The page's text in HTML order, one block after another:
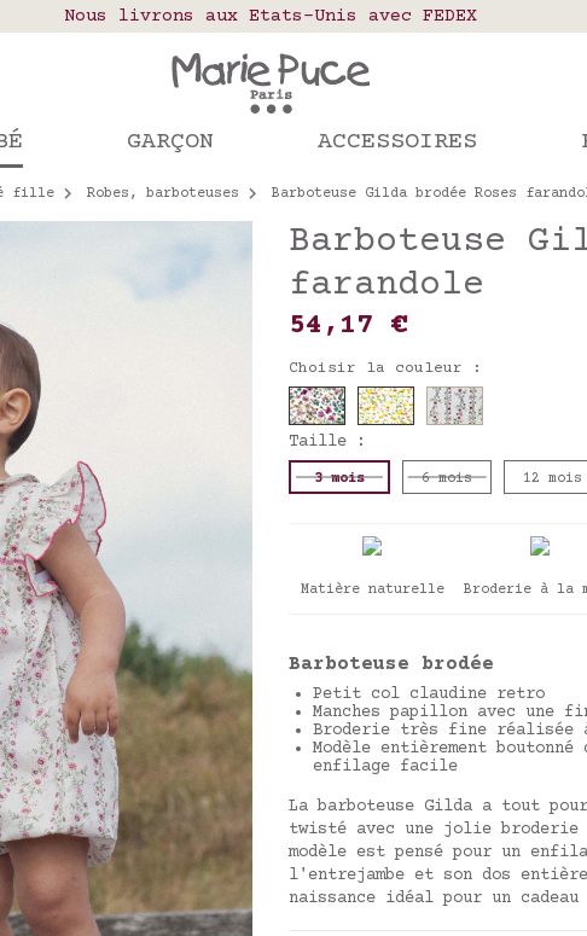
Notre site part en vacances !
passées après le 4 août seront expédiées le 26
Nous livrons aux Etats-Unis avec FEDEX
colis en France, Belgique, Luxembourg, Portugal
GARÇON ACCESSOIRES
fille Robes, barboteuses Barboteuse Gilda brodée Roses
Barboteuse
farandole
54,17 €
Choisir la couleur :
Taille :
3 mois 6 mois 12 mois
Matière naturelle Broderie à la
Barboteuse brodée
Petit col claudine retro
Manches papillon avec une
Broderie très fine réalisée
Modèle entièrement
enfilage facile
La barboteuse Gilda a tout
twisté avec une jolie
modèle est pensé pour un
l'entrejambe et son dos
naissance idéal pour un